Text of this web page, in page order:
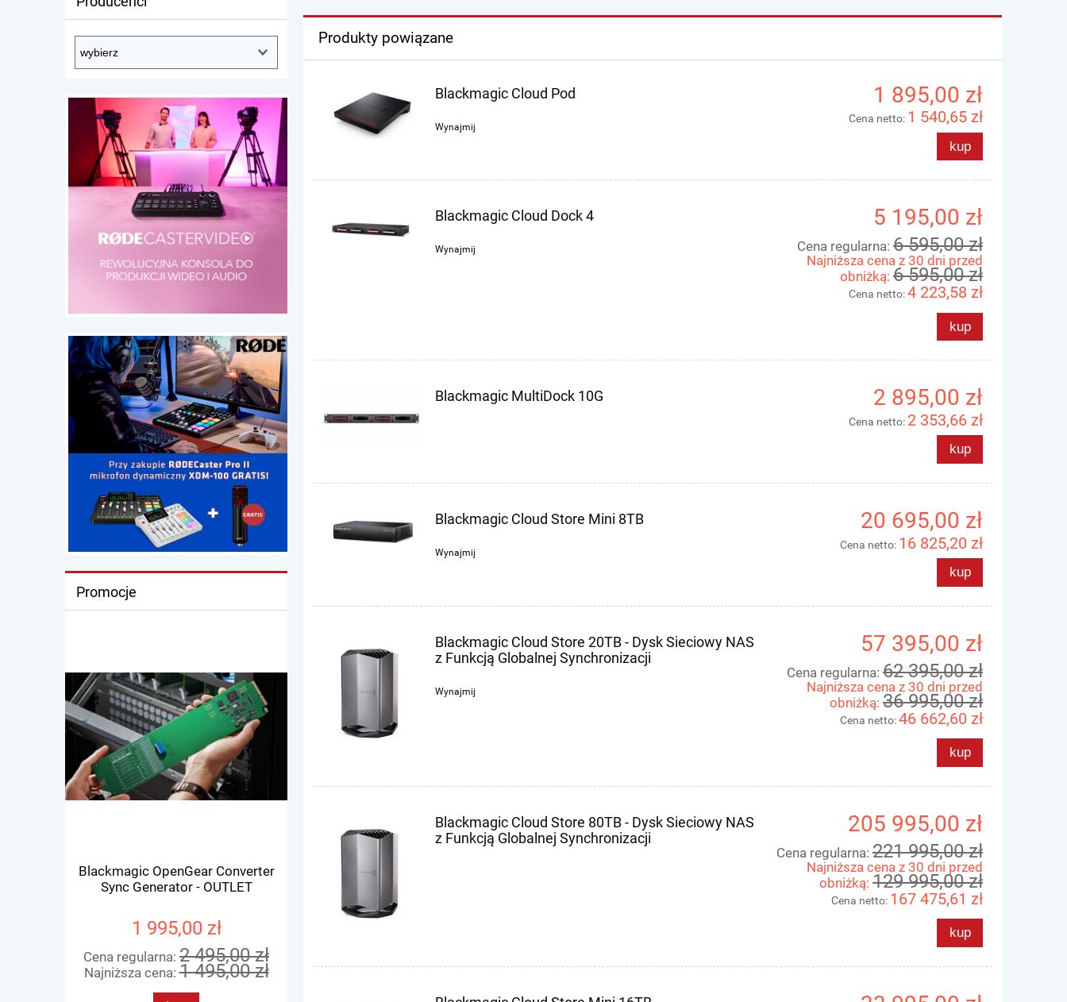
Promocje
Blackmagic OpenGear Converter
Sync Generator - OUTLET
1 995,00 zł
Cena regularna: 2 495,00 zł
Najniższa cena:1 495,00 zł
Blackmagic Pocket Cinema Camera
Pro EVF
Najniższa cena:1 295,00 zł Najniższa cena:1 295,00 zł
Blackmagic URSA Viewfinder
Najniższa cena:5 395,00 zł
Blackmagic
Najniższa cena:
Produkty powiązane
Blackmagic Cloud Pod
Wynajmij
1 895,00 zł
Cena netto: 1 540,65 zł
kup
Blackmagic Cloud Dock 4
Wynajmij
5 195,00 zł
Cena regularna: 6 595,00 zł
Najniższa cena z 30 dni przed
obniżką: 6 595,00 zł
Cena netto:4 223,58 zł
kup
Blackmagic MultiDock 10G 2 895,00 zł
Cena netto: 2 353,66 zł
kup
Blackmagic Cloud Store Mini 8TB
Wynajmij
20 695,00 zł
Cena netto: 16 825,20 zł
kup
Blackmagic Cloud Store 20TB - Dysk Sieciowy NAS
z Funkcją Globalnej Synchronizacji
Wynajmij
57 395,00 zł
Cena regularna: 62 395,00 zł
Najniższa cena z 30 dni przed
obniżką: 36 995,00 zł
Cena netto:46 662,60 zł
kup
Blackmagic Cloud Store 80TB - Dysk Sieciowy NAS
z Funkcją Globalnej Synchronizacji
205 995,00 zł
Cena regularna: 221 995,00 zł
Najniższa cena z 30 dni przed
obniżką: 129 995,00 zł
Cena netto: 167 475,61 zł
kup